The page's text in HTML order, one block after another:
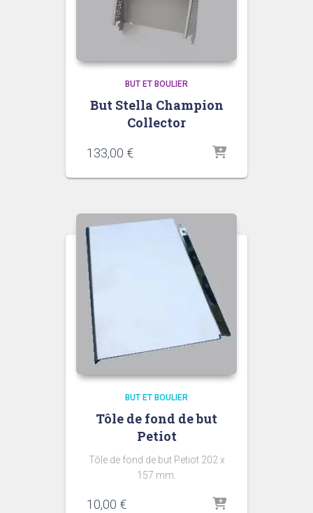
BUT ET BOULIER
But Stella Champion
Collector
133,00 €
BUT ET BOULIER
Tôle de fond de but
Petiot
Tôle de fond de but Petiot 202 x
157 mm.
10,00 €